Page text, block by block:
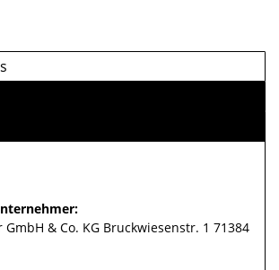
& Co. KG Bruckwiesenstr. 1 71384